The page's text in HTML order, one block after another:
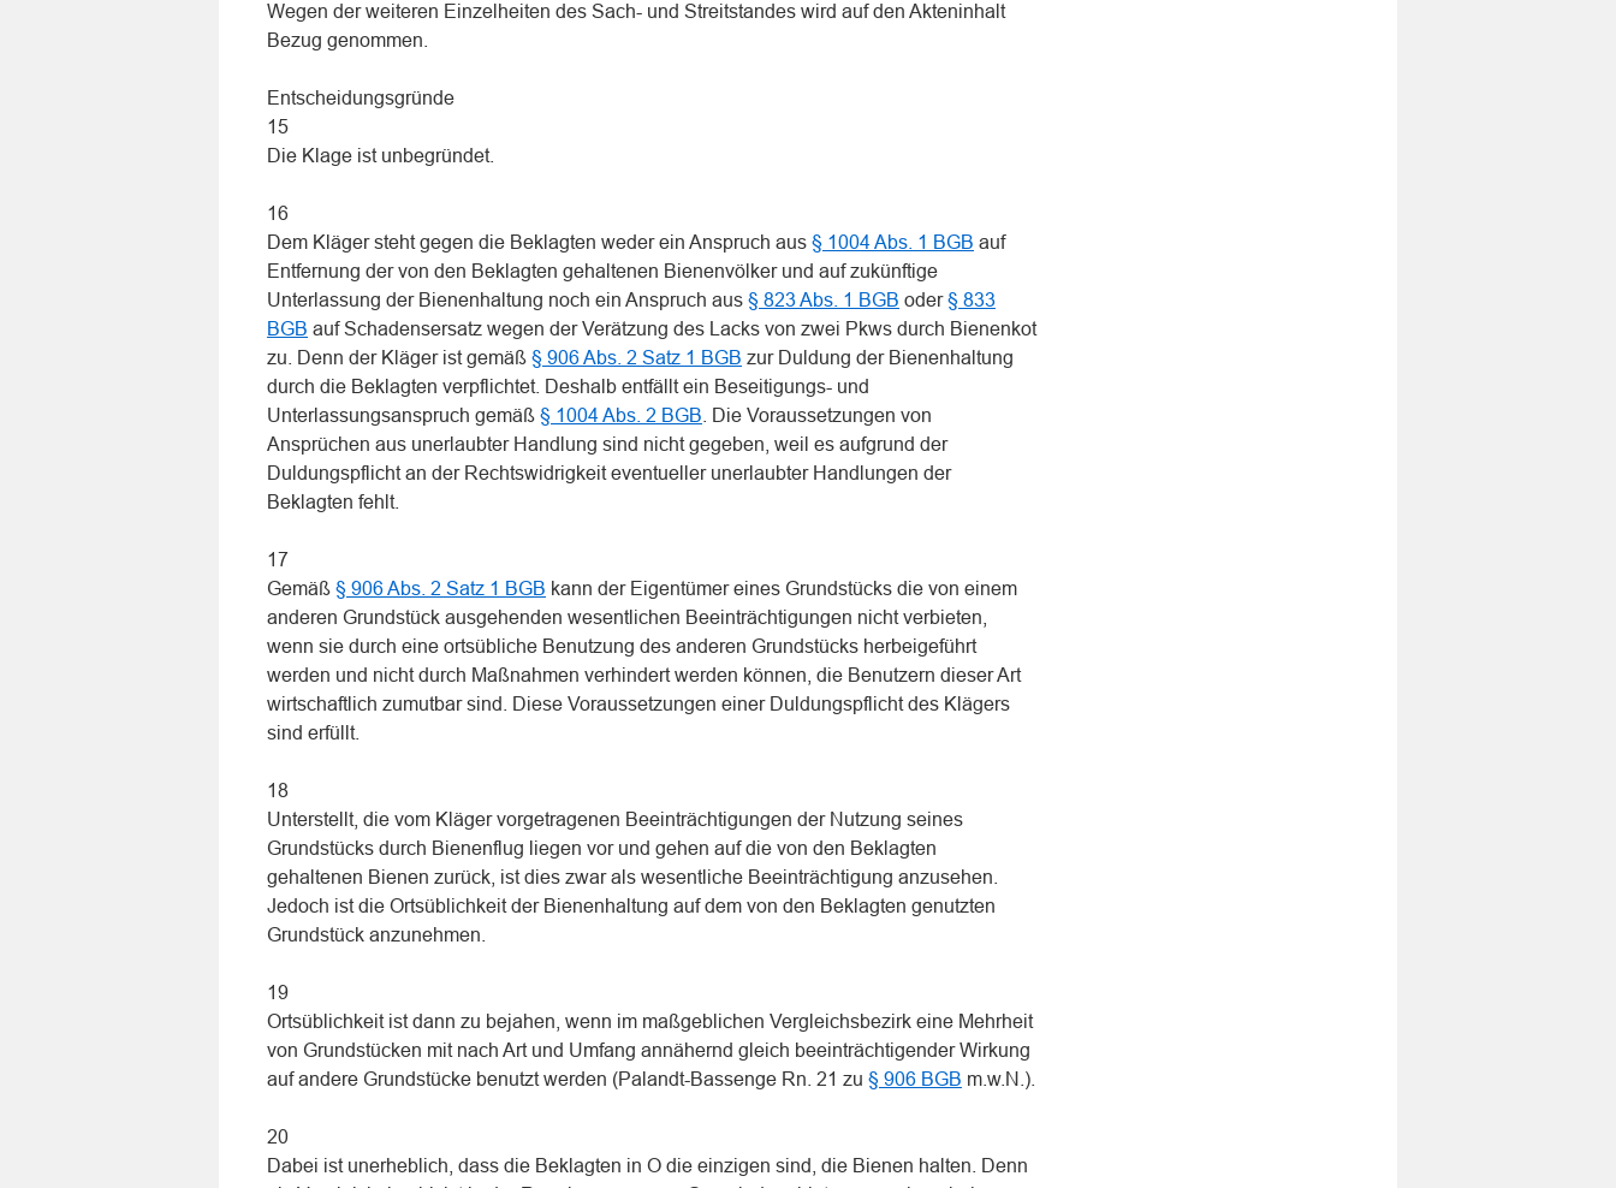
Wegen der weiteren Einzelheiten des Sach- und Streitstandes wird auf den Akteninhalt
Bezug genommen.
Entscheidungsgründe
15
Die Klage ist unbegründet.
16
Dem Kläger steht gegen die Beklagten weder ein Anspruch aus § 1004 Abs. 1 BGB auf
Entfernung der von den Beklagten gehaltenen Bienenvölker und auf zukünftige
Unterlassung der Bienenhaltung noch ein Anspruch aus § 823 Abs. 1 BGB oder§ 833
BGB auf Schadensersatz wegen der Verätzung des Lacks von zwei Pkws durch Bienenkot
zu. Denn der Kläger ist gemäß § 906 Abs. 2 Satz 1 BGB zur Duldung der Bienenhaltung
durch die Beklagten verpflichtet. Deshalb entfällt ein Beseitigungs- und
Unterlassungsanspruch gemäß § 1004 Abs. 2 BGB . Die Voraussetzungen von
Ansprüchen aus unerlaubter Handlung sind nicht gegeben, weil es aufgrund der
Duldungspflicht an der Rechtswidrigkeit eventueller unerlaubter Handlungen der
Beklagten fehlt.
17
Gemäß § 906 Abs. 2 Satz 1 BGB kann der Eigentümer eines Grundstücks die von einem
anderen Grundstück ausgehenden wesentlichen Beeinträchtigungen nicht verbieten,
wenn sie durch eine ortsübliche Benutzung des anderen Grundstücks herbeigeführt
werden und nicht durch Maßnahmen verhindert werden können, die Benutzern dieser Art
wirtschaftlich zumutbar sind. Diese Voraussetzungen einer Duldungspflicht des Klägers
sind erfüllt.
18
Unterstellt, die vom Kläger vorgetragenen Beeinträchtigungen der Nutzung seines
Grundstücks durch Bienenflug liegen vor und gehen auf die von den Beklagten
gehaltenen Bienen zurück, ist dies zwar als wesentliche Beeinträchtigung anzusehen.
Jedoch ist die Ortsüblichkeit der Bienenhaltung auf dem von den Beklagten genutzten
Grundstück anzunehmen.
19
Ortsüblichkeit ist dann zu bejahen, wenn im maßgeblichen Vergleichsbezirk eine Mehrheit
von Grundstücken mit nach Art und Umfang annähernd gleich beeinträchtigender Wirkung
auf andere Grundstücke benutzt werden (Palandt-Bassenge Rn. 21 zu § 906 BGB m.w.N.).
20
Dabei ist unerheblich, dass die Beklagten in O die einzigen sind, die Bienen halten. Denn